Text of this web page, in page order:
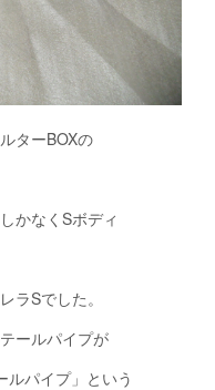
ターBOXの
かなくSボディ
ラSでした。
ールパイプが
ルパイプ」という